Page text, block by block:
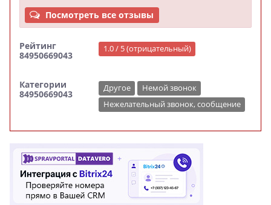
Посмотреть все отзывы
Рейтинг
84950669043
1.0 / 5 (отрицательный)
Категории
84950669043
Другое
Немой звонок
Нежелательный звонок, сообщение